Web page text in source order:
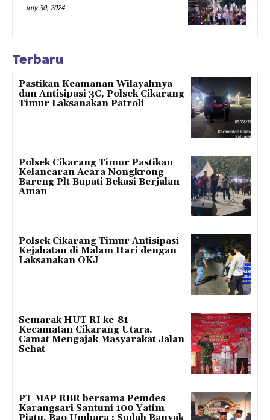
July 30, 2024
Terbaru
Pastikan Keamanan Wilayahnya
dan Antisipasi 3C, Polsek Cikarang
Timur Laksanakan Patroli
Polsek Cikarang Timur Pastikan
Kelancaran Acara Nongkrong
Bareng Plt Bupati Bekasi Berjalan
Aman
Polsek Cikarang Timur Antisipasi
Kejahatan di Malam Hari dengan
Laksanakan OKJ
Semarak HUT RI ke-81
Kecamatan Cikarang Utara,
Camat Mengajak Masyarakat Jalan
Sehat
PT MAP RBR bersama Pemdes
Karangsari Santuni 100 Yatim